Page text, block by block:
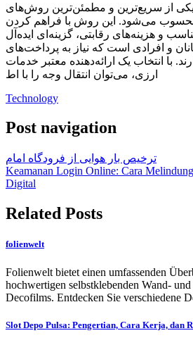
یکی از سریع‌ترین و مطمئن‌ترین روش‌های
محسوب می‌شود. این روش با فراهم کردن
و هزینه‌های رقابتی، گزینه‌ای ایده‌آل
و افرادی است که نیاز به پرداخت‌های
با انتخاب یک ارائه‌دهنده معتبر خدمات
ارزی، می‌توان انتقال وجه را با اط
Technology
Post navigation
ترخیص بار هوایی از فرودگاه امام
Keamanan Login Online: Cara
Digital
Related Posts
folienwelt
Folienwelt bietet einen umfassenden
hochwertigen selbstklebenden Wand-
Decofilms. Entdecken Sie verschiedene
Slot Depo Pulsa: Pengertian, Cara Kerja, dan